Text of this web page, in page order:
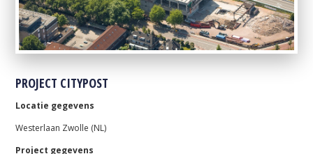
PROJECT CITYPOST
Locatie gegevens
Westerlaan Zwolle (NL)
Project gegevens